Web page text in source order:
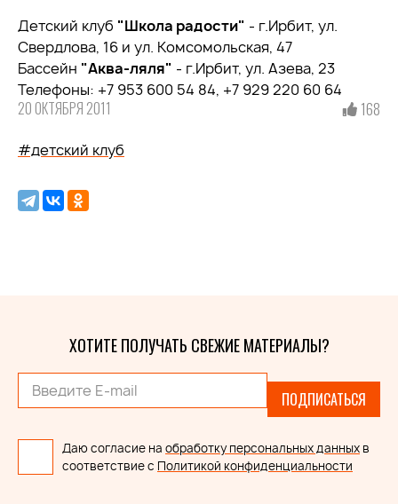
Детский клуб "Школа радости" - г.Ирбит, ул.
Свердлова, 16 и ул. Комсомольская, 47
Бассейн "Аква-ляля" - г.Ирбит, ул. Азева, 23
Телефоны: +7 953 600 54 84, +7 929 220 60 64
20 ОКТЯБРЯ 2011 168
#детский клуб
ХОТИТЕ ПОЛУЧАТЬ СВЕЖИЕ МАТЕРИАЛЫ?
ПОДПИСАТЬСЯ
Даю согласие на обработку персональных данных в
соответствие с Политикой конфиденциальности